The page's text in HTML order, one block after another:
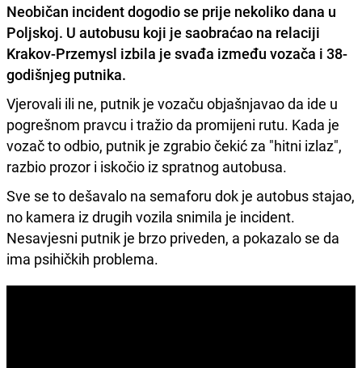
Neobičan incident dogodio se prije nekoliko dana u
Poljskoj. U autobusu koji je saobraćao na relaciji
Krakov-Przemysl izbila je svađa između vozača i 38-
godišnjeg putnika.
Vjerovali ili ne, putnik je vozaču objašnjavao da ide u
pogrešnom pravcu i tražio da promijeni rutu. Kada je
vozač to odbio, putnik je zgrabio čekić za "hitni izlaz",
razbio prozor i iskočio iz spratnog autobusa.
Sve se to dešavalo na semaforu dok je autobus stajao,
no kamera iz drugih vozila snimila je incident.
Nesavjesni putnik je brzo priveden, a pokazalo se da
ima psihičkih problema.